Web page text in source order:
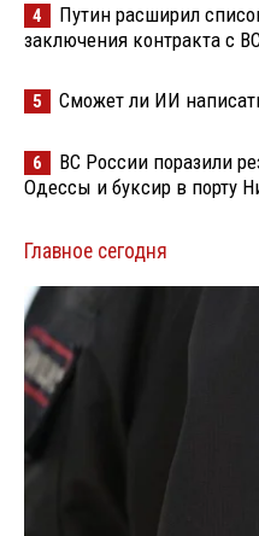
4
Путин расширил
заключения контракта с
5 Сможет ли ИИ
6
ВС России поразили
Одессы и буксир в порту
Главное сегодня